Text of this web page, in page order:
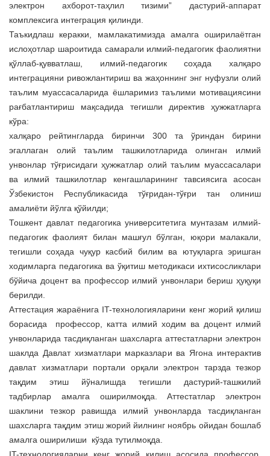
электрон ахборот-таҳлил тизими” дастурий-аппарат
комплексига интеграция қилинди.
Таъкидлаш керакки, мамлакатимизда амалга оширилаётган
ислоҳотлар шароитида самарали илмий-педагогик фаолиятни
қўллаб-қувватлаш, илмий-педагогик соҳада халқаро
интеграцияни ривожлантириш ва жаҳоннинг энг нуфузли олий
таълим муассасаларида ёшларимиз таълими мотивациясини
рағбатлантириш мақсадида тегишли директив ҳужжатларга
кўра:
халқаро рейтингларда биринчи 300 та ўриндан бирини
эгаллаган олий таълим ташкилотларида олинган илмий
унвонлар тўғрисидаги ҳужжатлар олий таълим муассасалари
ва илмий ташкилотлар кенгашларининг тавсиясига асосан
Ўзбекистон Республикасида тўғридан-тўғри тан олиниш
амалиёти йўлга қўйилди;
Тошкент давлат педагогика университетига мунтазам илмий-
педагогик фаолият билан машғул бўлган, юқори малакали,
тегишли соҳада чуқур касбий билим ва ютуқларга эришган
ходимларга педагогика ва ўқитиш методикаси ихтисосликлари
бўйича доцент ва профессор илмий унвонлари бериш ҳуқуқи
берилди.
Аттестация жараёнига IT-технологияларини кенг жорий қилиш
борасида профессор, катта илмий ходим ва доцент илмий
унвонларида тасдиқланган шахсларга аттестатларни электрон
шаклда Давлат хизматлари марказлари ва Ягона интерактив
давлат хизматлари портали орқали электрон тарзда тезкор
тақдим этиш йўналишда тегишли дастурий-ташкилий
тадбирлар амалга оширилмоқда. Аттестатлар электрон
шаклини тезкор равишда илмий унвонларда тасдиқланган
шахсларга тақдим этиш жорий йилнинг ноябрь ойидан бошлаб
амалга оширилиши кўзда тутилмоқда.